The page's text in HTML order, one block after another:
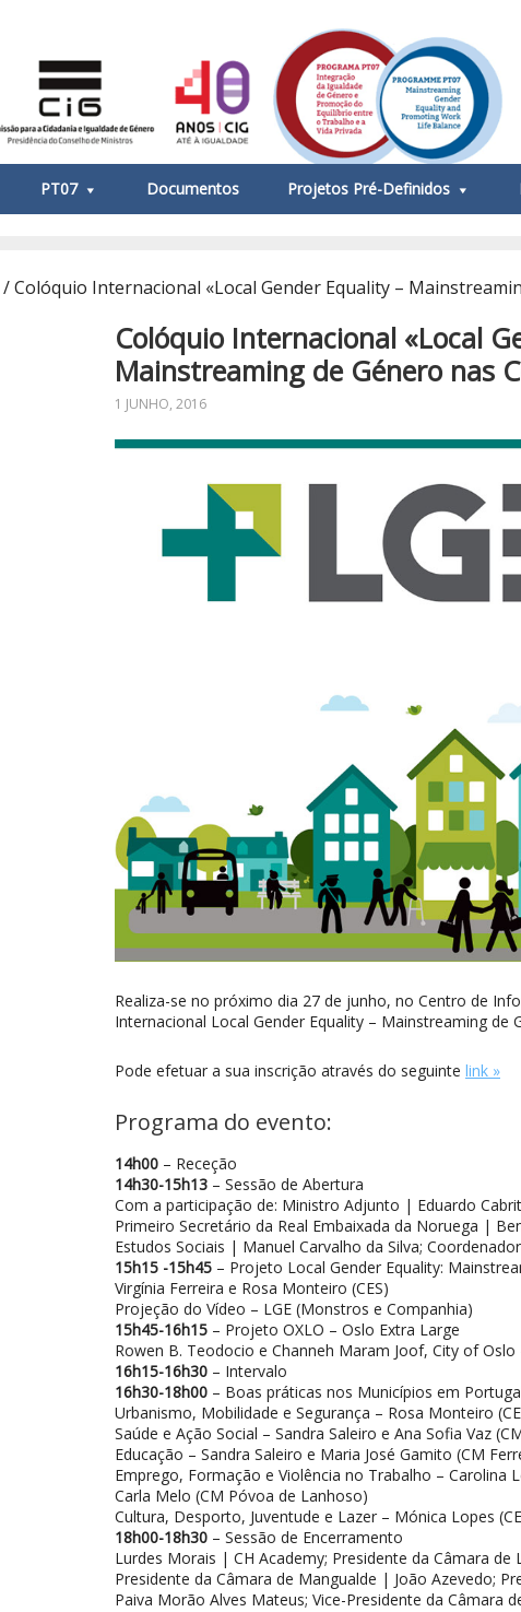
PT07 Documentos Projetos Pré-Definidos
/ Colóquio Internacional «Local Gender Equality –
Colóquio Internacional «Local
Mainstreaming de Género nas
1 JUNHO, 2016
Realiza-se no próximo dia 27 de junho, no Centro de
Internacional Local Gender Equality – Mainstreaming de
Pode efetuar a sua inscrição através do seguinte link »
Programa do evento:
14h00 – Receção
14h30-15h13 – Sessão de Abertura
Com a participação de: Ministro Adjunto | Eduardo
Primeiro Secretário da Real Embaixada da Noruega |
Estudos Sociais | Manuel Carvalho da Silva;
15h15 -15h45 – Projeto Local Gender Equality:
Virgínia Ferreira e Rosa Monteiro (CES)
Projeção do Vídeo – LGE (Monstros e Companhia)
15h45-16h15 – Projeto OXLO – Oslo Extra Large
Rowen B. Teodocio e Channeh Maram Joof, City of
16h15-16h30 – Intervalo
16h30-18h00 – Boas práticas nos Municípios em
Urbanismo, Mobilidade e Segurança – Rosa Monteiro
Saúde e Ação Social – Sandra Saleiro e Ana Sofia Vaz
Educação – Sandra Saleiro e Maria José Gamito (CM
Emprego, Formação e Violência no Trabalho – Carolina
Carla Melo (CM Póvoa de Lanhoso)
Cultura, Desporto, Juventude e Lazer – Mónica Lopes
18h00-18h30 – Sessão de Encerramento
Lurdes Morais | CH Academy; Presidente da Câmara
Presidente da Câmara de Mangualde | João Azevedo;
Paiva Morão Alves Mateus; Vice-Presidente da Câmara